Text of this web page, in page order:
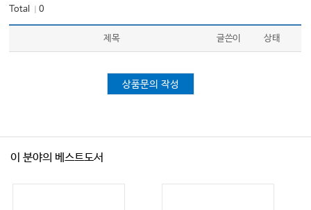
Total ｜0
제목 글쓴이 상태
상품문의 작성
이 분야의 베스트도서